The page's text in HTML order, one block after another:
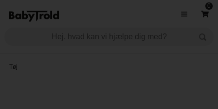
0
Tøj